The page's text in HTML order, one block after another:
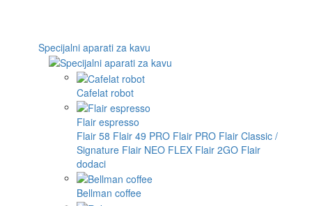
Specijalni aparati za kavu
Cafelat robot
Flair espresso
Flair 58 Flair 49 PRO Flair PRO Flair Classic /
Signature Flair NEO FLEX Flair 2GO Flair
dodaci
Bellman coffee